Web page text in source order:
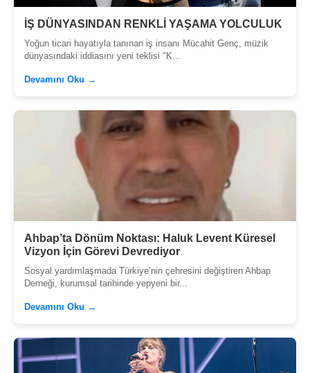
İŞ DÜNYASINDAN RENKLİ YAŞAMA YOLCULUK
Yoğun ticari hayatıyla tanınan iş insanı Mücahit Genç, müzik
dünyasındaki iddiasını yeni teklisi "K...
Devamını Oku →
Ahbap’ta Dönüm Noktası: Haluk Levent Küresel
Vizyon İçin Görevi Devrediyor
Sosyal yardımlaşmada Türkiye’nin çehresini değiştiren Ahbap
Derneği, kurumsal tarihinde yepyeni bir...
Devamını Oku →